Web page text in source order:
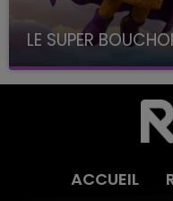
LE SUPER
avec La Famille
ACCUEIL